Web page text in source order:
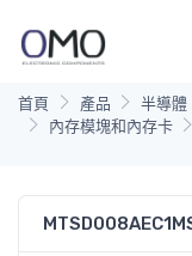
首頁 產品 半導體
內存模塊和內存卡